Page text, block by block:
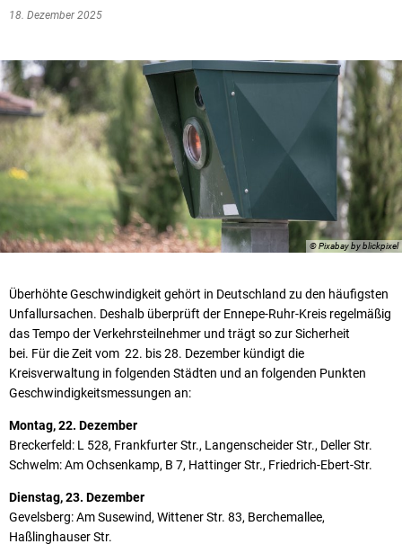
18. Dezember 2025
© Pixabay by blickpixel
Überhöhte Geschwindigkeit gehört in Deutschland zu den häufigsten
Unfallursachen. Deshalb überprüft der Ennepe-Ruhr-Kreis regelmäßig
das Tempo der Verkehrsteilnehmer und trägt so zur Sicherheit
bei. Für die Zeit vom 22. bis 28. Dezember kündigt die
Kreisverwaltung in folgenden Städten und an folgenden Punkten
Geschwindigkeitsmessungen an:
Montag, 22. Dezember
Breckerfeld: L 528, Frankfurter Str., Langenscheider Str., Deller Str.
Schwelm: Am Ochsenkamp, B 7, Hattinger Str., Friedrich-Ebert-Str.
Dienstag, 23. Dezember
Gevelsberg: Am Susewind, Wittener Str. 83, Berchemallee,
Haßlinghauser Str.